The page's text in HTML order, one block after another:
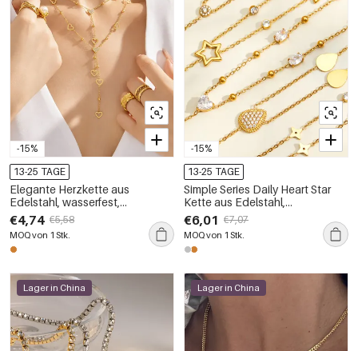
-15%
13-25 TAGE
Elegante Herzkette aus
Edelstahl, wasserfest,
goldfarben, schlichte Serie –
Damenhalskette
€4,74 €5,58
MOQ von 1 Stk.
-15%
13-25 TAGE
Simple Series Daily Heart Star
Kette aus Edelstahl,
wasserdicht, goldfarben,
Damenhalskette
€6,01 €7,07
MOQ von 1 Stk.
Lager in China Lager in China